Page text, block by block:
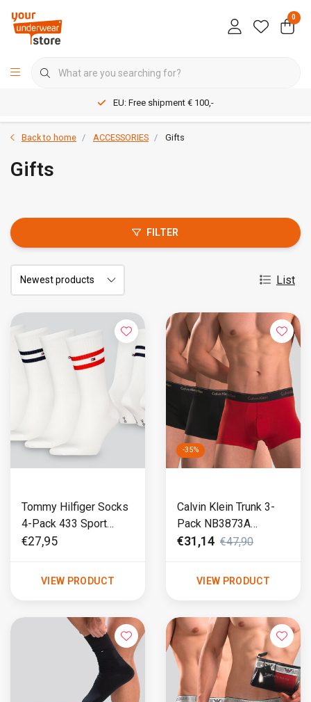
0
EU: Free shipment € 100,-
Back to home ACCESSORIES Gifts
Gifts
FILTER
List
Tommy Hilfiger Socks
4-Pack 433 Sport
Stripe Giftbox White
€27,95
VIEW PRODUCT
-35%
Calvin Klein Trunk 3-
Pack NB3873A
Modern Cotton
€31,14 €47,90
VIEW PRODUCT